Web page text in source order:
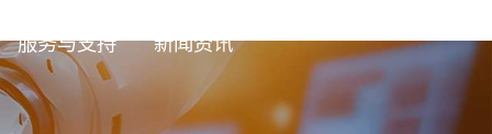
服务与支持 新闻资讯